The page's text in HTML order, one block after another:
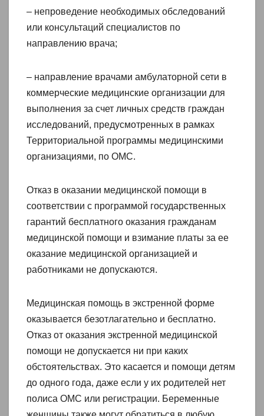
– непроведение необходимых обследований
или консультаций специалистов по
направлению врача;
– направление врачами амбулаторной сети в
коммерческие медицинские организации для
выполнения за счет личных средств граждан
исследований, предусмотренных в рамках
Территориальной программы медицинскими
организациями, по ОМС.
Отказ в оказании медицинской помощи в
соответствии с программой государственных
гарантий бесплатного оказания гражданам
медицинской помощи и взимание платы за ее
оказание медицинской организацией и
работниками не допускаются.
Медицинская помощь в экстренной форме
оказывается безотлагательно и бесплатно.
Отказ от оказания экстренной медицинской
помощи не допускается ни при каких
обстоятельствах. Это касается и помощи детям
до одного года, даже если у их родителей нет
полиса ОМС или регистрации. Беременные